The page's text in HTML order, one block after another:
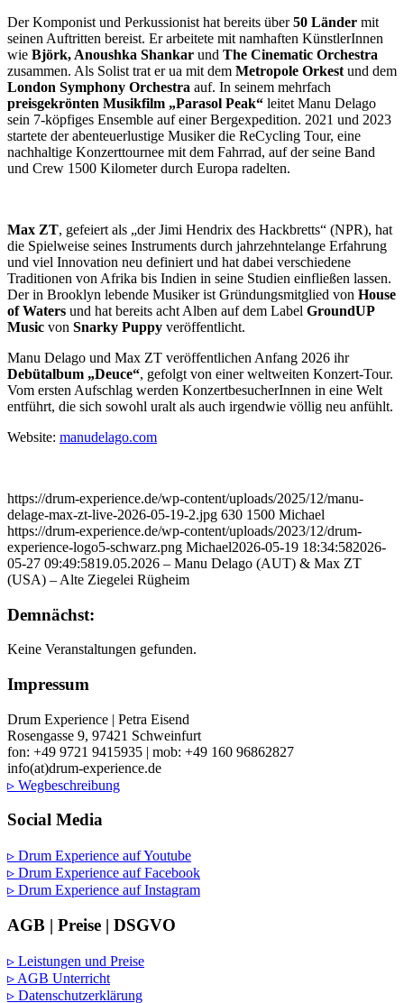
Der Komponist und Perkussionist hat bereits über50 Länder mit
seinen Auftritten bereist. Er arbeitete mit namhaften KünstlerInnen
wie Björk, Anoushka Shankar und The Cinematic Orchestra
zusammen. Als Solist trat er ua mit dem Metropole Orkest und dem
London Symphony Orchestra auf. In seinem mehrfach
preisgekrönten Musikfilm „Parasol Peak“ leitet Manu Delago
sein 7-köpfiges Ensemble auf einer Bergexpedition. 2021 und 2023
startete der abenteuerlustige Musiker die ReCycling Tour, eine
nachhaltige Konzerttournee mit dem Fahrrad, auf der seine Band
und Crew 1500 Kilometer durch Europa radelten.
Max ZT, gefeiert als „der Jimi Hendrix des Hackbretts“ (NPR), hat
die Spielweise seines Instruments durch jahrzehntelange Erfahrung
und viel Innovation neu definiert und hat dabei verschiedene
Traditionen von Afrika bis Indien in seine Studien einfließen lassen.
Der in Brooklyn lebende Musiker ist Gründungsmitglied von House
of Waters und hat bereits acht Alben auf dem Label GroundUP
Music von Snarky Puppy veröffentlicht.
Manu Delago und Max ZT veröffentlichen Anfang 2026 ihr
Debütalbum „Deuce“, gefolgt von einer weltweiten Konzert-Tour.
Vom ersten Aufschlag werden KonzertbesucherInnen in eine Welt
entführt, die sich sowohl uralt als auch irgendwie völlig neu anfühlt.
Website: manudelago.com
https://drum-experience.de/wp-content/uploads/2025/12/manu-
delage-max-zt-live-2026-05-19-2.jpg 630 1500 Michael
https://drum-experience.de/wp-content/uploads/2023/12/drum-
experience-logo5-schwarz.png Michael2026-05-19 18:34:582026-
05-27 09:49:5819.05.2026 – Manu Delago (AUT) & Max ZT
(USA) – Alte Ziegelei Rügheim
Demnächst:
Keine Veranstaltungen gefunden.
Impressum
Drum Experience | Petra Eisend
Rosengasse 9, 97421 Schweinfurt
fon: +49 9721 9415935 | mob: +49 160 96862827
info(at)drum-experience.de
▹ Wegbeschreibung
Social Media
▹ Drum Experience auf Youtube
▹ Drum Experience auf Facebook
▹ Drum Experience auf Instagram
AGB | Preise | DSGVO
▹ Leistungen und Preise
▹ AGB Unterricht
▹ Datenschutzerklärung